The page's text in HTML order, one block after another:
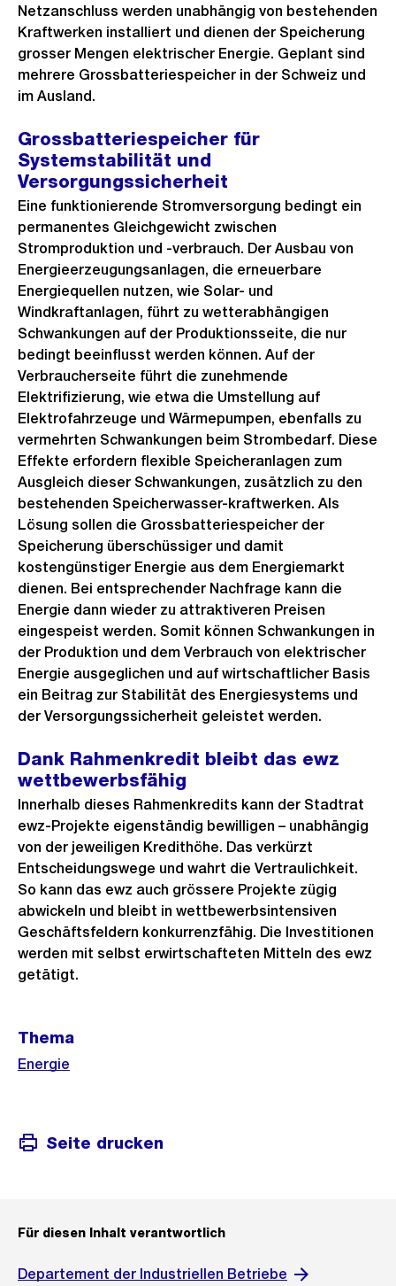
Netzanschluss werden unabhängig von bestehenden
Kraftwerken installiert und dienen der Speicherung
grosser Mengen elektrischer Energie. Geplant sind
mehrere Grossbatteriespeicher in der Schweiz und
im Ausland.
Grossbatteriespeicher für
Systemstabilität und
Versorgungssicherheit
Eine funktionierende Stromversorgung bedingt ein
permanentes Gleichgewicht zwischen
Stromproduktion und -verbrauch. Der Ausbau von
Energieerzeugungsanlagen, die erneuerbare
Energiequellen nutzen, wie Solar- und
Windkraftanlagen, führt zu wetterabhängigen
Schwankungen auf der Produktionsseite, die nur
bedingt beeinflusst werden können. Auf der
Verbraucherseite führt die zunehmende
Elektrifizierung, wie etwa die Umstellung auf
Elektrofahrzeuge und Wärmepumpen, ebenfalls zu
vermehrten Schwankungen beim Strombedarf. Diese
Effekte erfordern flexible Speicheranlagen zum
Ausgleich dieser Schwankungen, zusätzlich zu den
bestehenden Speicherwasser-kraftwerken. Als
Lösung sollen die Grossbatteriespeicher der
Speicherung überschüssiger und damit
kostengünstiger Energie aus dem Energiemarkt
dienen. Bei entsprechender Nachfrage kann die
Energie dann wieder zu attraktiveren Preisen
eingespeist werden. Somit können Schwankungen in
der Produktion und dem Verbrauch von elektrischer
Energie ausgeglichen und auf wirtschaftlicher Basis
ein Beitrag zur Stabilität des Energiesystems und
der Versorgungssicherheit geleistet werden.
Dank Rahmenkredit bleibt das ewz
wettbewerbsfähig
Innerhalb dieses Rahmenkredits kann der Stadtrat
ewz-Projekte eigenständig bewilligen – unabhängig
von der jeweiligen Kredithöhe. Das verkürzt
Entscheidungswege und wahrt die Vertraulichkeit.
So kann das ewz auch grössere Projekte zügig
abwickeln und bleibt in wettbewerbsintensiven
Geschäftsfeldern konkurrenzfähig. Die Investitionen
werden mit selbst erwirtschafteten Mitteln des ewz
getätigt.
Weitere
Informationen
Thema
Energie
Seite drucken
Für diesen Inhalt verantwortlich
Departement der Industriellen Betriebe